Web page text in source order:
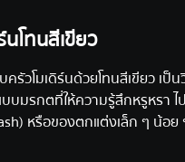
นโทนสีเขียว
ครัวโมเดิร์นด้วยโทนสีเขียว เ
บบมรกตที่ให้ความรู้สึกหรูหรา
หรือของตกแต่งเล็ก ๆ น้อย